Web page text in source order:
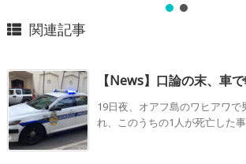
関連記事
【News】口論の末、車
19日夜、オアフ島のワヒアワで
れ、このうちの1人が死亡した